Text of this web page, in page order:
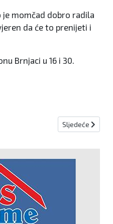
momčad dobro radila
da će to prenijeti i
Brnjaci u 16 i 30.
nokautom obranio pojas prvaka
Sljedeći
Sljedeće